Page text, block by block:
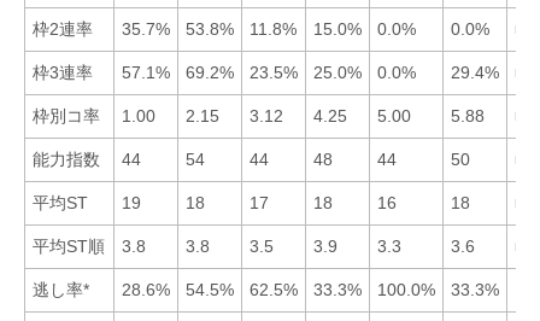
枠2連率 35.7% 53.8% 11.8% 15.0% 0.0% 0.0%
枠3連率 57.1% 69.2% 23.5% 25.0% 0.0% 29.4%
枠別コ率 1.00 2.15 3.12 4.25 5.00 5.88
能力指数 44 54 44 48 44 50
平均ST 19 18 17 18 16 18
平均ST順 3.8 3.8 3.5 3.9 3.3 3.6
逃し率* 28.6% 54.5% 62.5% 33.3% 100.0% 33.3%